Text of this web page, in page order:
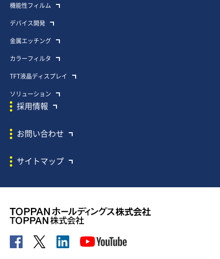
機能性フィルム
デバイス開発
金属エッチング
カラーフィルタ
TFT液晶ディスプレイ
ソリューション
採用情報
お問い合わせ
サイトマップ